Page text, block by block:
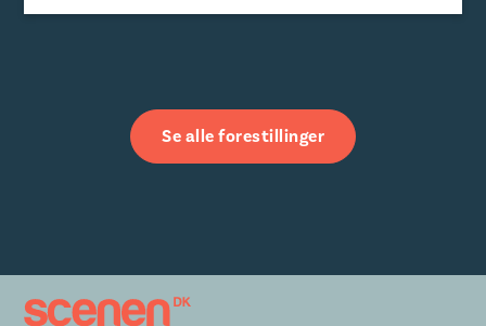
Se alle forestillinger